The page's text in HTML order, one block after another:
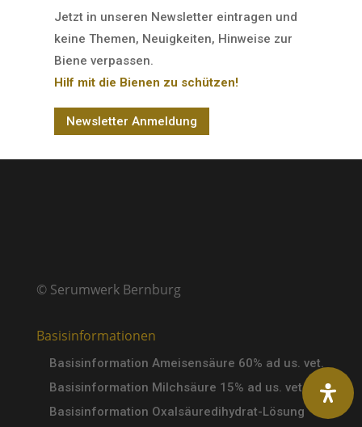
Jetzt in unseren Newsletter eintragen und
keine Themen, Neuigkeiten, Hinweise zur
Biene verpassen.
Hilf mit die Bienen zu schützen!
Newsletter Anmeldung
© Serumwerk Bernburg
Basisinformationen
Basisinformation Ameisensäure 60% ad us. vet.
Basisinformation Milchsäure 15% ad us. vet.
Basisinformation Oxalsäuredihydrat-Lösung